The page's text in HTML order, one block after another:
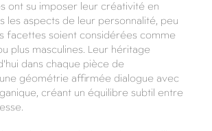
ont su imposer leur créativité en
les aspects de leur personnalité, peu
facettes soient considérées comme
plus masculines. Leur héritage
dans chaque pièce de
géométrie affirmée dialogue avec
créant un équilibre subtil entre